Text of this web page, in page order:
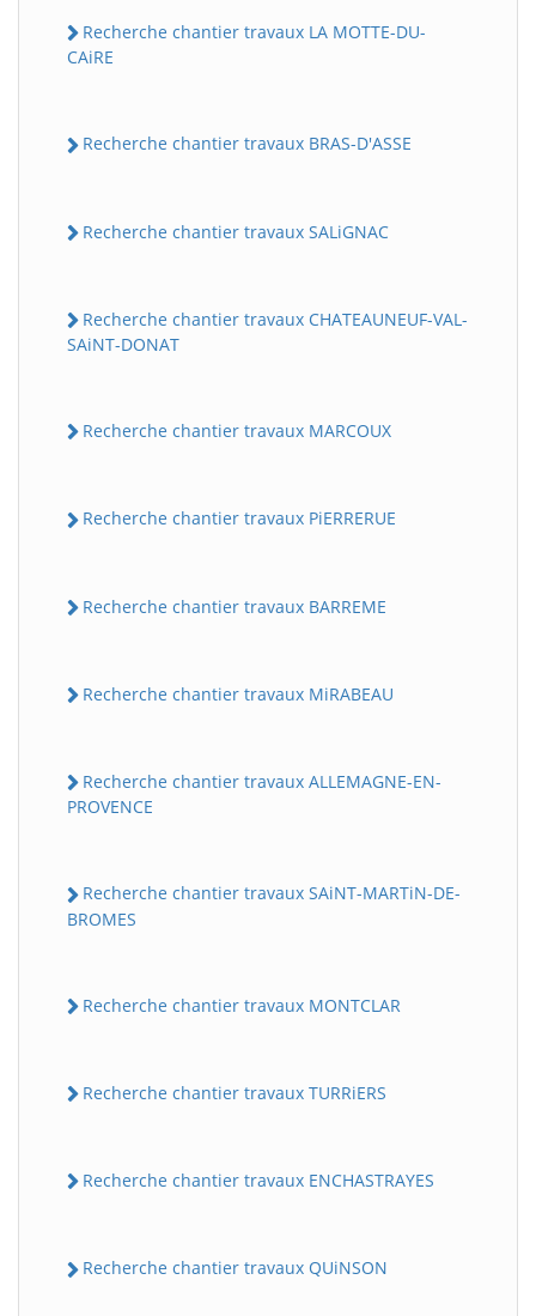
Recherche chantier travaux LA MOTTE-DU-
CAiRE
Recherche chantier travaux BRAS-D'ASSE
Recherche chantier travaux SALiGNAC
Recherche chantier travaux CHATEAUNEUF-VAL-
SAiNT-DONAT
Recherche chantier travaux MARCOUX
Recherche chantier travaux PiERRERUE
Recherche chantier travaux BARREME
Recherche chantier travaux MiRABEAU
Recherche chantier travaux ALLEMAGNE-EN-
PROVENCE
Recherche chantier travaux SAiNT-MARTiN-DE-
BROMES
Recherche chantier travaux MONTCLAR
Recherche chantier travaux TURRiERS
Recherche chantier travaux ENCHASTRAYES
Recherche chantier travaux QUiNSON